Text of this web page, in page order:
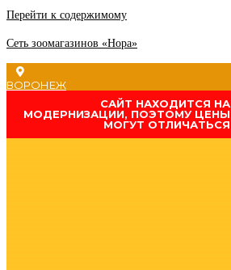
Перейти к содержимому
Сеть зоомагазинов «Нора»
ВОРОНЕЖ
CАЙТ НАХОДИТСЯ НА
МОДЕРНИЗАЦИИ, ПОЭТОМУ ЦЕНЫ
МОГУТ ОТЛИЧАТЬСЯ